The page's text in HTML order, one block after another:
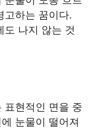
고하는 꿈이다.
도 나지 않는 것
표현적인 면을 중
눈물이 떨어져